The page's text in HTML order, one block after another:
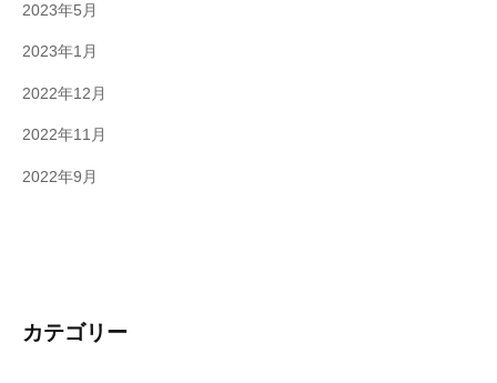
2023年5月
2023年1月
2022年12月
2022年11月
2022年9月
カテゴリー